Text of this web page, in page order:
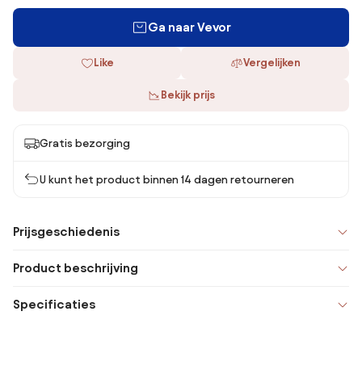
Ga naar Vevor
Like Vergelijken
Bekijk prijs
Gratis bezorging
U kunt het product binnen 14 dagen retourneren
Prijsgeschiedenis
Product beschrijving
Specificaties